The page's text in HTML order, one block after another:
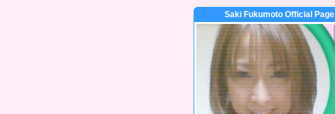
Saki Fukumoto Official Page